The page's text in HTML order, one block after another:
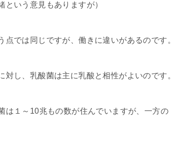
という意見もありますが）
では同じですが、働きに違いがあるのです。
し、乳酸菌は主に乳酸と相性がよいのです。
は１～10兆もの数が住んでいますが、一方の